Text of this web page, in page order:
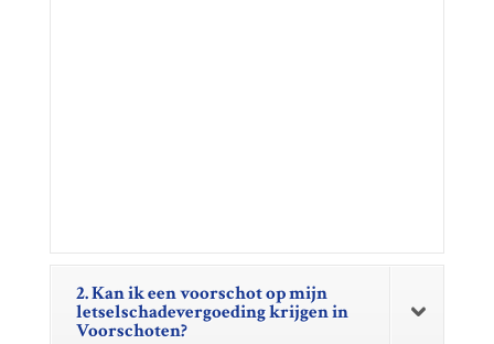
2. Kan ik een voorschot op mijn
letselschadevergoeding krijgen in
Voorschoten?